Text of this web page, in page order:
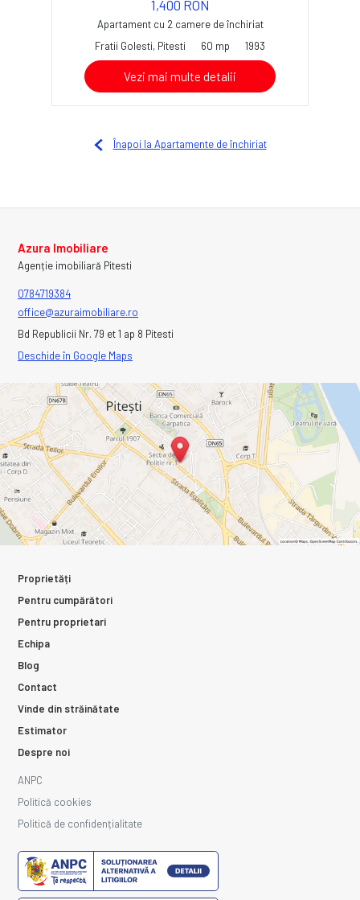
1,400 RON
Apartament cu 2 camere de închiriat
Fratii Golesti, Pitesti
60 mp 1993
Vezi mai multe detalii
Înapoi la Apartamente de închiriat
Azura Imobiliare
Agenție imobiliară Pitesti
0784719384
office@azuraimobiliare.ro
Bd Republicii Nr. 79 et 1 ap 8 Pitesti
Deschide în Google Maps
Proprietăți
Pentru cumpărători
Pentru proprietari
Echipa
Blog
Contact
Vinde din străinătate
Estimator
Despre noi
ANPC
Politică cookies
Politică de confidențialitate